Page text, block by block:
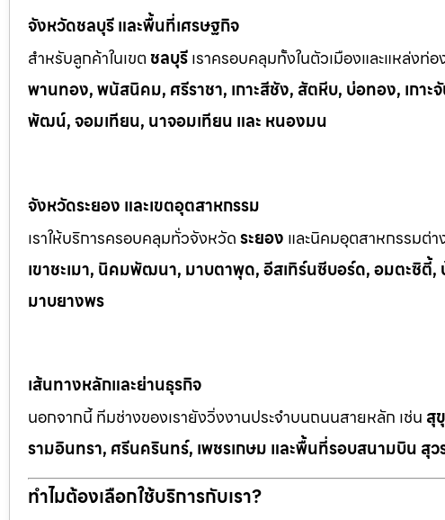
จังหวัดชลบุรี และพื้นที่เศรษฐกิจ
สำหรับลูกค้าในเขต ชลบุรีเราครอบคลุมทั้งในตัวเมืองและแหล่งท่อ
พานทอง, พนัสนิคม, ศรีราชา, เกาะสีชัง, สัตหีบ, บ่อทอง, เกา
พัฒน์, จอมเทียน, นาจอมเทียน และ หนองมน
จังหวัดระยอง และเขตอุตสาหกรรม
เราให้บริการครอบคลุมทั่วจังหวัดระยอง และนิคมอุตสาหกรรมตา
เขาชะเมา, นิคมพัฒนา, มาบตาพุด, อีสเทิร์นซีบอร์ด, อมตะซิตี้,
มาบยางพร
เส้นทางหลักและย่านธุรกิจ
นอกจากนี้ ทีมช่างของเรายังวิ่งงานประจำบนถนนสายหลัก เช่น สุ
รามอินทรา, ศรีนครินทร์, เพชรเกษม และพื้นที่รอบสนามบิน สุ
ทำไมต้องเลือกใช้บริการกับเรา?